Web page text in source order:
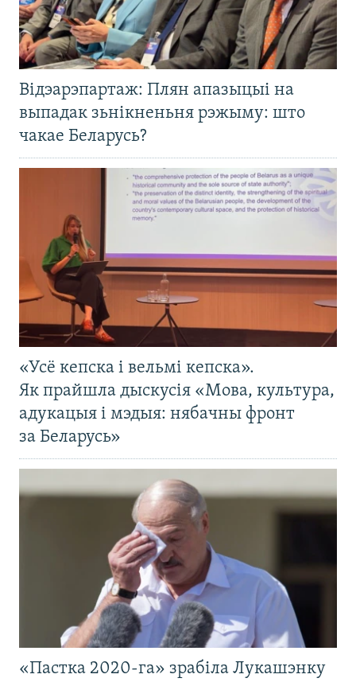
Відэарэпартаж: Плян апазыцыі на
выпадак зьнікненьня рэжыму: што
чакае Беларусь?
«Усё кепска і вельмі кепска».
Як прайшла дыскусія «Мова, культура,
адукацыя і мэдыя: нябачны фронт
за Беларусь»
«Пастка 2020-га» зрабіла Лукашэнку